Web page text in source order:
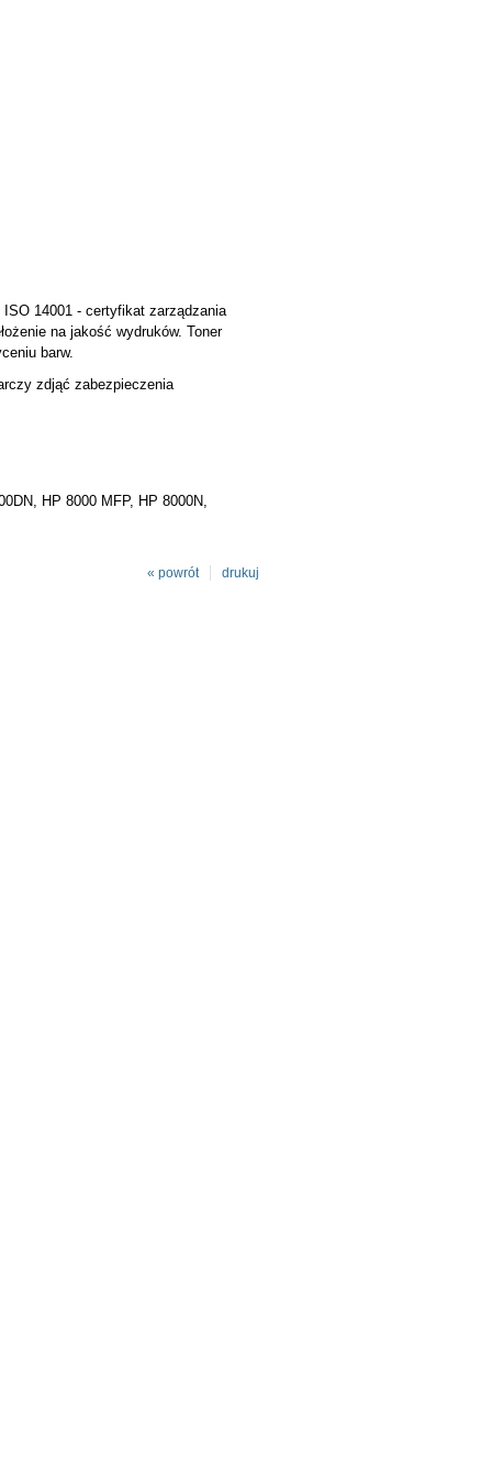
14001 - certyfikat zarządzania
na jakość wydruków. Toner
barw.
zdjąć zabezpieczenia
HP 8000 MFP, HP 8000N,
drukuj
« powrót